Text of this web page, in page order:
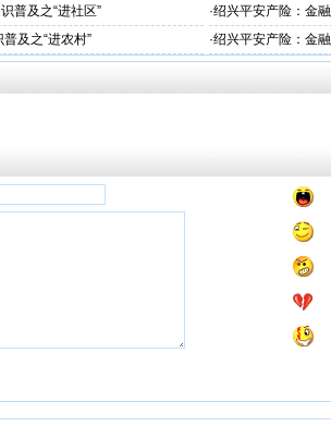
普及之“进社区” ·绍兴平安产险：金
及之“进农村” ·绍兴平安产险：金